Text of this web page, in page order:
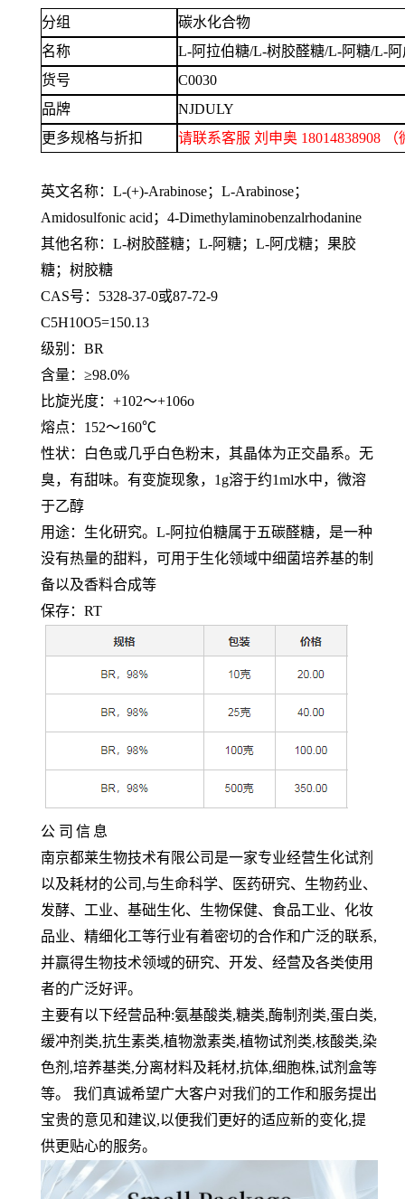
分组
碳水化合物
名称
L-阿拉伯糖/L-树胶醛糖/L-阿糖/L-阿
货号
C0030
品牌
NJDULY
更多规格与折扣
请联系客服 刘申奥 18014838908
英文名称： L-(+)-Arabinose；L-Arabinose；
Amidosulfonic acid；4-Dimethylaminobenzalrhodanine
其他名称： L-树胶醛糖；L-阿糖；L-阿戊糖；果胶
糖；树胶糖
CAS号：5328-37-0或87-72-9
C5H10O5=150.13
级别： BR
含量： ≥98.0%
比旋光度： +102～+106o
熔点： 152～160℃
性状：白色或几乎白色粉末，其晶体为正交晶系。无
臭，有甜味。有变旋现象， 1g溶于约1ml水中，微溶
于乙醇
用途：生化研究。 L-阿拉伯糖属于五碳醛糖，是一种
没有热量的甜料，可用于生化领域中细菌培养基的制
备以及香料合成等
保存： RT
公 司 信 息
南京都莱生物技术有限公司是一家专业经营生化试剂
以及耗材的公司,与生命科学、医药研究、生物药业、
发酵、工业、基础生化、生物保健、食品工业、化妆
品业、精细化工等行业有着密切的合作和广泛的联系,
并赢得生物技术领域的研究、开发、经营及各类使用
者的广泛好评。
主要有以下经营品种:氨基酸类,糖类,酶制剂类,蛋白类,
缓冲剂类,抗生素类,植物激素类,植物试剂类,核酸类,染
色剂,培养基类,分离材料及耗材,抗体,细胞株,试剂盒等
等。 我们真诚希望广大客户对我们的工作和服务提出
宝贵的意见和建议,以便我们更好的适应新的变化,提
供更贴心的服务。